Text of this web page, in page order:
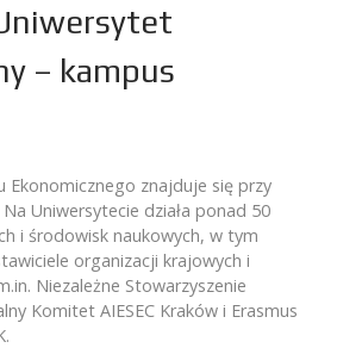
– kampus
Ekonomicznego znajduje się przy
Uniwersytecie działa ponad 50
i środowisk naukowych, w tym
organizacji krajowych i
Niezależne Stowarzyszenie
Komitet AIESEC Kraków i Erasmus